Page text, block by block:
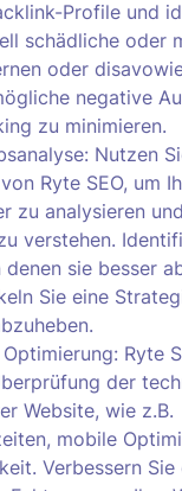
Profile und
schädliche oder
oder
negative
zu minimieren.
Nutzen
Ryte SEO, um
zu analysieren
verstehen.
denen sie besser
Sie eine
Ryte
der
Website, wie z.B.
mobile
Verbessern Sie